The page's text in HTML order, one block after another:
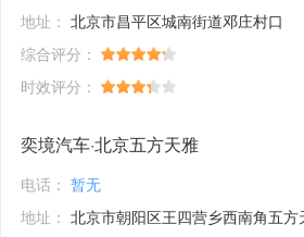
地址： 北京市昌平区城南街道邓庄村口
综合评分：
时效评分：
奕境汽车·北京五方天雅
电话： 暂无
地址： 北京市朝阳区王四营乡西南角五